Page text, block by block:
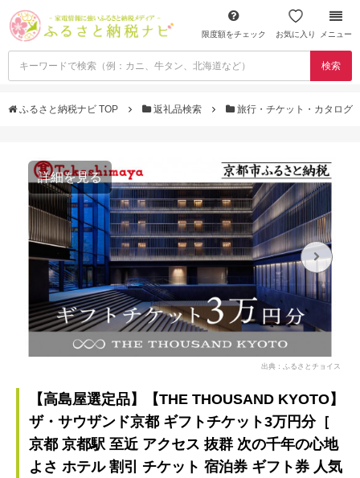
限度額をチェック お気に入り メニュー
検索
ふるさと納税ナビ TOP 返礼品検索 旅行・チケット・カタログ
詳細を見る
出典：ふるさとチョイス
【高島屋選定品】【THE THOUSAND KYOTO】
ザ・サウザンド京都 ギフトチケット3万円分［
京都 京都駅 至近 アクセス 抜群 次の千年の心地
よさ ホテル 割引 チケット 宿泊券 ギフト券 人気